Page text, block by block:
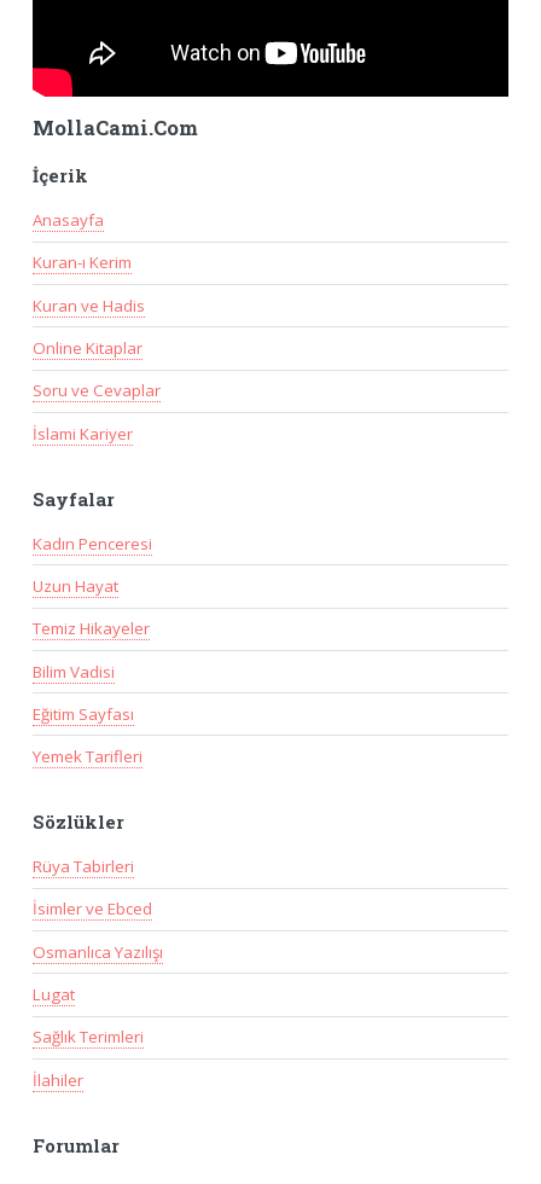
MollaCami.Com
İçerik
Anasayfa
Kuran-ı Kerim
Kuran ve Hadis
Online Kitaplar
Soru ve Cevaplar
İslami Kariyer
Sayfalar
Kadın Penceresi
Uzun Hayat
Temiz Hikayeler
Bilim Vadisi
Eğitim Sayfası
Yemek Tarifleri
Sözlükler
Rüya Tabirleri
İsimler ve Ebced
Osmanlıca Yazılışı
Lugat
Sağlık Terimleri
İlahiler
Forumlar